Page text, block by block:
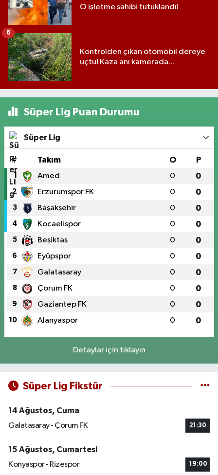
O işletme sahibi tutuklandı!
Kontrolden çıkan otomobil dereye
uçtu! Kaza anı kamerada...
6
Süper Lig Puan Durumu
Süper Lig
# Takım O P
1 Amed 0 0
2 Erzurumspor FK 0 0
3 Başakşehir 0 0
4 Kocaelispor 0 0
5 Beşiktaş 0 0
6 Eyüpspor 0 0
7 Galatasaray 0 0
8 Çorum FK 0 0
9 Gaziantep FK 0 0
10 Alanyaspor 0 0
Detaylar için tıklayın
Süper Lig Fikstür
14 Ağustos, Cuma
Galatasaray - Çorum FK
21:30
15 Ağustos, Cumartesi
Konyaspor - Rizespor
19:00